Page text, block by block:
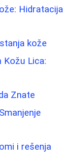
Hidratacija
kože
Kožu Lica:
Znate
i rešenja